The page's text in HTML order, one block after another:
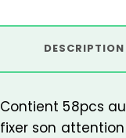
DESCRIPTION
Contient 58pcs
fixer son